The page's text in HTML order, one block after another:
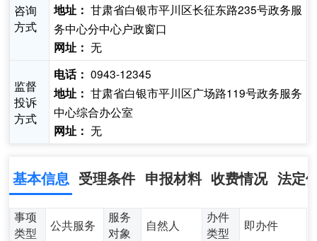
咨询
方式
地址： 甘肃省白银市平川区长征东路235号政务服
务中心分中心户政窗口
网址： 无
监督
投诉
方式
电话： 0943-12345
地址： 甘肃省白银市平川区广场路119号政务服务
中心综合办公室
网址： 无
基本信息 受理条件 申报材料 收费情况 法定
事项
类型
公共服务
服务
对象
自然人
办件
类型
即办件